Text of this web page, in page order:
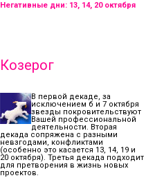
Негативные дни: 13, 14, 20 октября
Козерог
В первой декаде, за
исключением б и 7 октября
звезды покровительствуют
Вашей профессиональной
деятельности. Вторая
декада сопряжена с разными
невзгодами, конфликтами
(особенно это касается 13, 14, 19 и
20 октября). Третья декада подходит
для претворения в жизнь новых
проектов.